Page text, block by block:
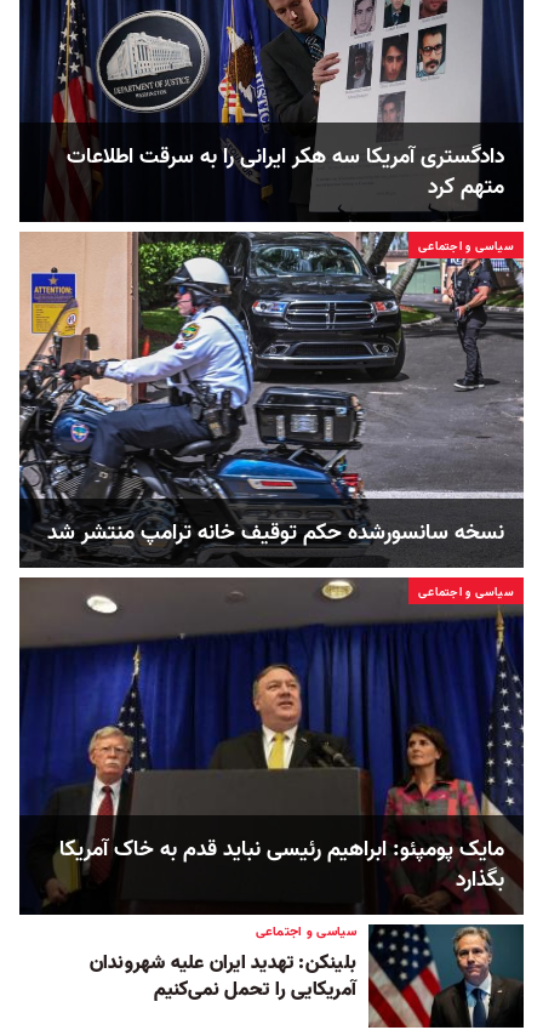
دادگستری آمریکا سه هکر ایرانی را به سرقت اطلاعات
متهم کرد
سیاسی و اجتماعی
نسخه سانسورشده حکم توقیف خانه ترامپ منتشر شد
سیاسی و اجتماعی
مایک پومپئو: ابراهیم رئيسی نباید قدم به خاک آمریکا
بگذارد
سیاسی و اجتماعی
بلینکن: تهدید ایران علیه شهروندان
آمریکایی را تحمل نمی‌کنیم